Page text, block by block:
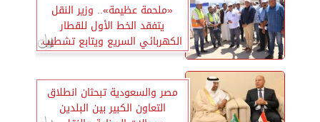
«ملحمة عظيمة».. وزير النقل
يتفقد الخط الأول للقطار
الكهربائي السريع ويتابع تشطيب
المحطات
مصر والسعودية تبحثان انطلاق
التعاون الكبير بين البلدين